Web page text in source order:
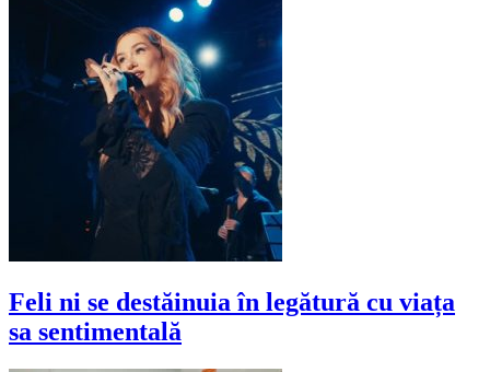
Feli ni se destăinuia în legătură cu viața
sa sentimentală